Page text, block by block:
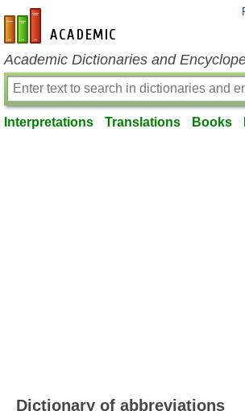
en-academic.com
Academic Dictionaries and
Interpretations Translations Books
Dictionary of abbreviations